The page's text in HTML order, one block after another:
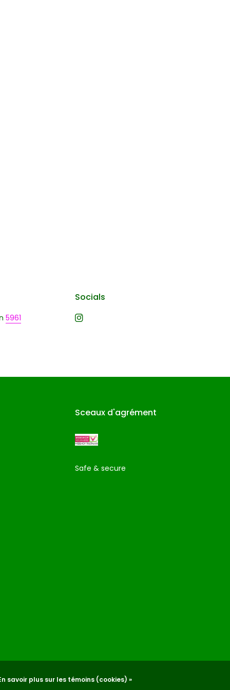
5961
Socials
Sceaux d'agrément
Safe & secure
savoir plus sur les témoins (cookies) »